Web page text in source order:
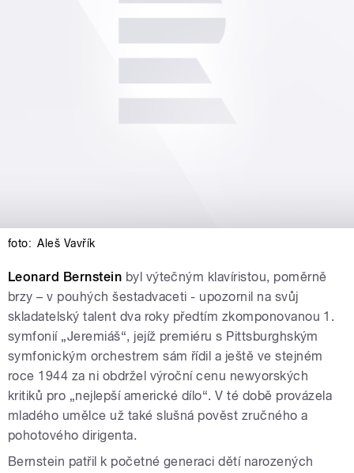
foto: Aleš Vavřík
Leonard Bernstein byl výtečným klavíristou, poměrně
brzy – v pouhých šestadvaceti - upozornil na svůj
skladatelský talent dva roky předtím zkomponovanou 1.
symfonií „Jeremiáš“, jejíž premiéru s Pittsburghským
symfonickým orchestrem sám řídil a ještě ve stejném
roce 1944 za ni obdržel výroční cenu newyorských
kritiků pro „nejlepší americké dílo“. V té době provázela
mladého umělce už také slušná pověst zručného a
pohotového dirigenta.
Bernstein patřil k početné generaci dětí narozených